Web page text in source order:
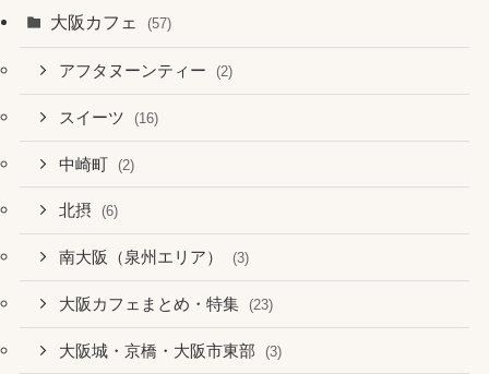
大阪カフェ (57)
アフタヌーンティー (2)
スイーツ (16)
中崎町 (2)
北摂 (6)
南大阪（泉州エリア） (3)
大阪カフェまとめ・特集 (23)
大阪城・京橋・大阪市東部 (3)